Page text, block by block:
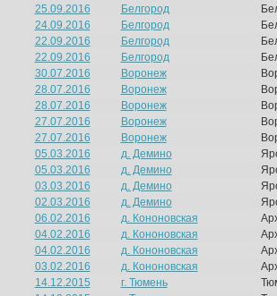
25.09.2016
Белгород
24.09.2016
Белгород
22.09.2016
Белгород
22.09.2016
Белгород
30.07.2016
Воронеж
28.07.2016
Воронеж
28.07.2016
Воронеж
27.07.2016
Воронеж
27.07.2016
Воронеж
05.03.2016
д. Демино
05.03.2016
д. Демино
03.03.2016
д. Демино
02.03.2016
д. Демино
06.02.2016
д. Кононовская
04.02.2016
д. Кононовская
04.02.2016
д. Кононовская
03.02.2016
д. Кононовская
14.12.2015
г. Тюмень